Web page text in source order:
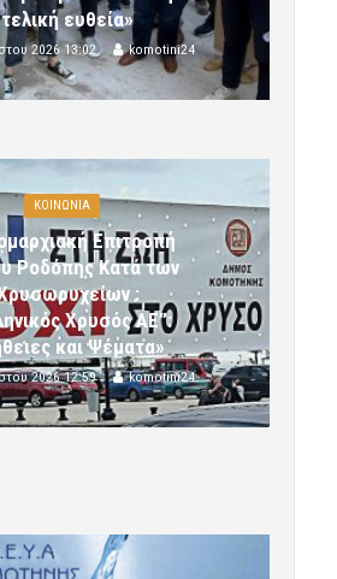
τελική ευθεία»
2026 13:02 komotini24
ΚΟΙΝΩΝΙΑ
Επιτροπή
Ροδόπης Κατά των
:
Χρυσός ΑΕ”:
και Ψέματα»
2026 12:59 komotini24